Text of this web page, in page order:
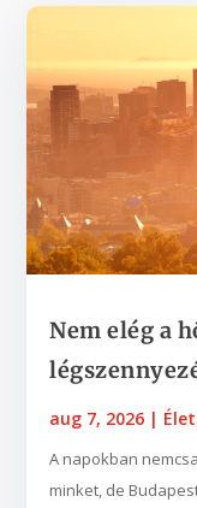
Nem elég a
aug 7, 2026 |
A napokban
minket, de